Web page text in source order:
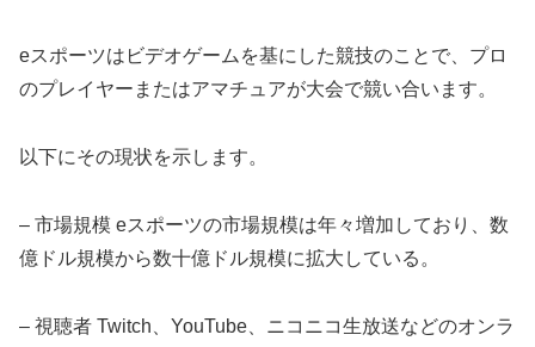
eスポーツはビデオゲームを基にした競技のことで、プロ
のプレイヤーまたはアマチュアが大会で競い合います。
以下にその現状を示します。
– 市場規模 eスポーツの市場規模は年々増加しており、数
億ドル規模から数十億ドル規模に拡大している。
– 視聴者 Twitch、YouTube、ニコニコ生放送などのオンラ